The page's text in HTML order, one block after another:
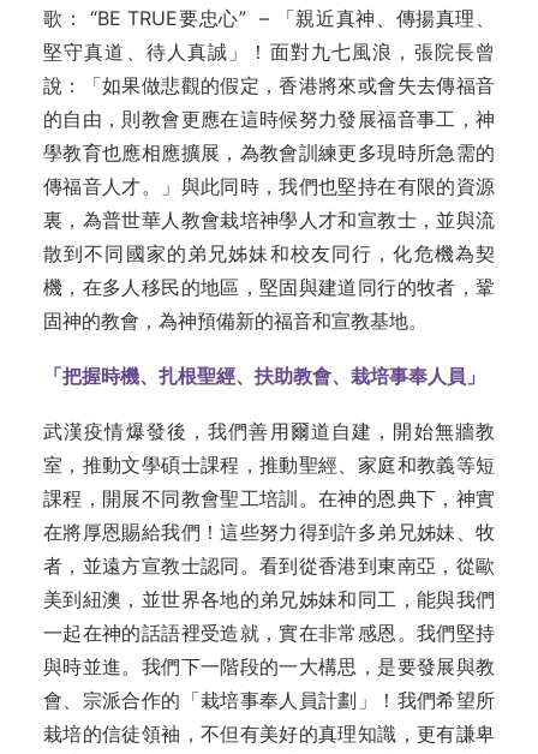
歌： “BE TRUE要忠心” – 「親近真神、傳揚真理、
堅守真道、待人真誠」！面對九七風浪，張院長曾
說：「如果做悲觀的假定，香港將來或會失去傳福音
的自由，則教會更應在這時候努力發展福音事工，神
學教育也應相應擴展，為教會訓練更多現時所急需的
傳福音人才。」與此同時，我們也堅持在有限的資源
裏，為普世華人教會栽培神學人才和宣教士，並與流
散到不同國家的弟兄姊妹和校友同行，化危機為契
機，在多人移民的地區，堅固與建道同行的牧者，鞏
固神的教會，為神預備新的福音和宣教基地。
「把握時機、扎根聖經、扶助教會、栽培事奉人員」
武漢疫情爆發後，我們善用爾道自建，開始無牆教
室，推動文學碩士課程，推動聖經、家庭和教義等短
課程，開展不同教會聖工培訓。在神的恩典下，神實
在將厚恩賜給我們！這些努力得到許多弟兄姊妹、牧
者，並遠方宣教士認同。看到從香港到東南亞，從歐
美到紐澳，並世界各地的弟兄姊妹和同工，能與我們
一起在神的話語裡受造就，實在非常感恩。我們堅持
與時並進。我們下一階段的一大構思，是要發展與教
會、宗派合作的「栽培事奉人員計劃」！我們希望所
栽培的信徒領袖，不但有美好的真理知識，更有謙卑